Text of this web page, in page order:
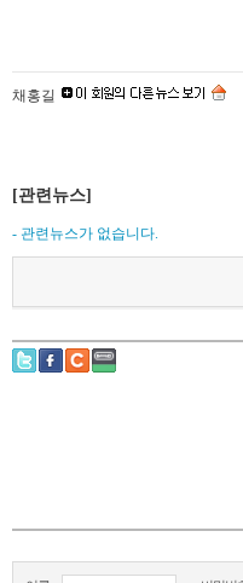
채홍길
[관련뉴스]
- 관련뉴스가 없습니다.